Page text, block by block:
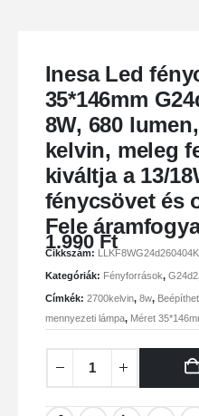
Inesa Led
35*146mm
8W, 680
kelvin, meleg
kiváltja a 13/
fénycsövet és
Fele
1.990Ft
Cikkszám:
Kategóriák: Fényforrások, G24d2
Címkék: 2700kelvin, 8w,
mennyezeti lámpa, Méret